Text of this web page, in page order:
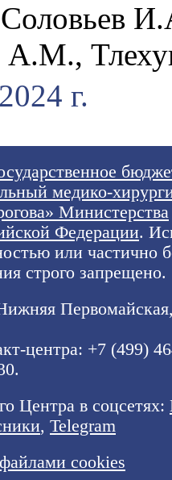
А.М.,
г.
медико-
Министерства
Федерации.
или частично
строго запрещено.
центра: +7 (499)
Центра в соцсетях:
, Telegram
cookies